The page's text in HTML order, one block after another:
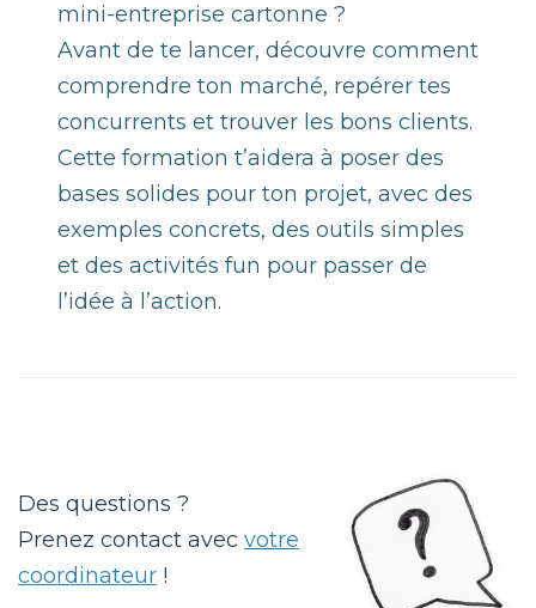
mini-entreprise cartonne ?
Avant de te lancer, découvre comment
comprendre ton marché, repérer tes
concurrents et trouver les bons clients.
Cette formation t’aidera à poser des
bases solides pour ton projet, avec des
exemples concrets, des outils simples
et des activités fun pour passer de
l’idée à l’action.
Des questions ?
Prenez contact avec votre
coordinateur !